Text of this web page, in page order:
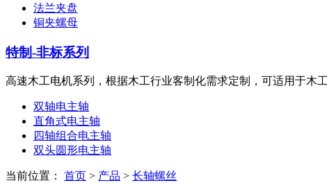
法兰夹盘
铜夹螺母
特制-非标系列
高速木工电机系列，根据木工行业客制化需求定制，可适用于木
双轴电主轴
直角式电主轴
四轴组合电主轴
双头圆形电主轴
当前位置： 首页 > 产品 > 长轴螺丝